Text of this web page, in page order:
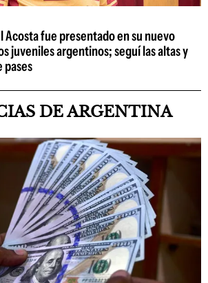
Acosta fue presentado en su nuevo
juveniles argentinos; seguí las altas y
pases
DE ARGENTINA